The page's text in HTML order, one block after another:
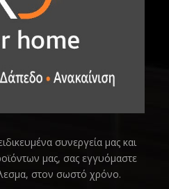
συνεργεία μας και
μας, σας εγγυόμαστε
στον σωστό χρόνο.